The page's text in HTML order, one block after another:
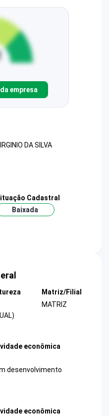
empresa
DA SILVA
Cadastral
Baixada
Matriz/Filial
MATRIZ
econômica
desenvolvimento
econômica